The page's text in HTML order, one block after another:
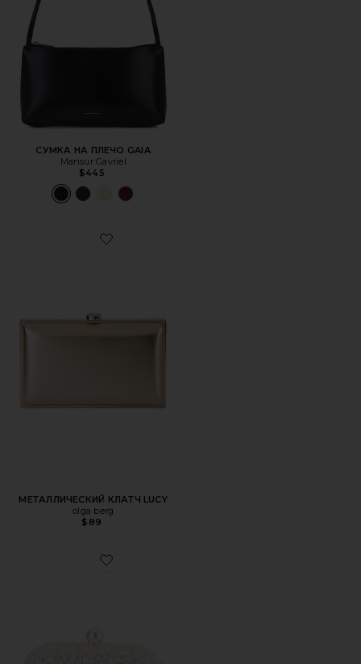
СУМКА НА ПЛЕЧО GAIA
Mansur Gavriel
$445
Favorite МЕТАЛЛИЧЕСКИЙ КЛАТЧ LUCY
МЕТАЛЛИЧЕСКИЙ КЛАТЧ LUCY
olga berg
$89
Favorite КЛАТЧ С ЖЕМЧУГОМ VALENTINA